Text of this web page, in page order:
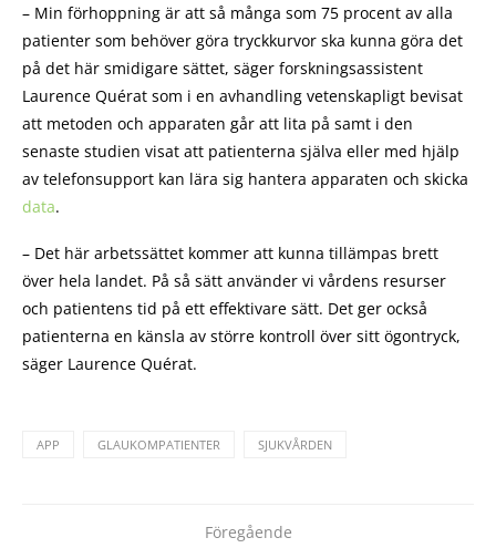
– Min förhoppning är att så många som 75 procent av alla
patienter som behöver göra tryckkurvor ska kunna göra det
på det här smidigare sättet, säger forskningsassistent
Laurence Quérat som i en avhandling vetenskapligt bevisat
att metoden och apparaten går att lita på samt i den
senaste studien visat att patienterna själva eller med hjälp
av telefonsupport kan lära sig hantera apparaten och skicka
data.
– Det här arbetssättet kommer att kunna tillämpas brett
över hela landet. På så sätt använder vi vårdens resurser
och patientens tid på ett effektivare sätt. Det ger också
patienterna en känsla av större kontroll över sitt ögontryck,
säger Laurence Quérat.
APP GLAUKOMPATIENTER SJUKVÅRDEN
Föregående